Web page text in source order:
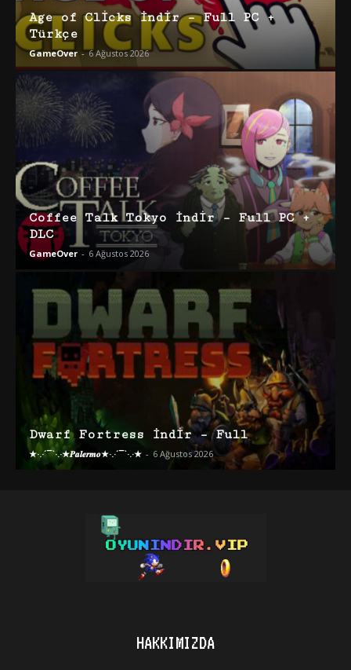
Age of Clicks İndir – Full PC +
Türkçe
GameOver - 6 Ağustos 2026
Coffee Talk Tokyo İndir – Full PC +
DLC
GameOver - 6 Ağustos 2026
Dwarf Fortress İndir – Full
★·.·´¯`·.·★𝑷𝒂𝒍𝒆𝒓𝒎𝒐★·.·´¯`·.·★ - 6 Ağustos 2026
HAKKIMIZDA